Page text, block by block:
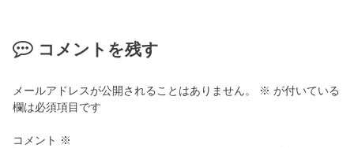
コメントを残す
メールアドレスが公開されることはありません。 ※ が付いている
欄は必須項目です
コメント ※